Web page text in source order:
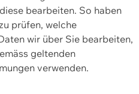
bearbeiten. So haben
prüfen, welche
wir über Sie bearbeiten,
geltenden
verwenden.